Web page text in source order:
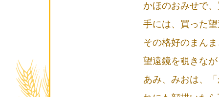
かほのおみせで
手には、買った
その格好のまん
望遠鏡を覗きな
あみ、みおは、